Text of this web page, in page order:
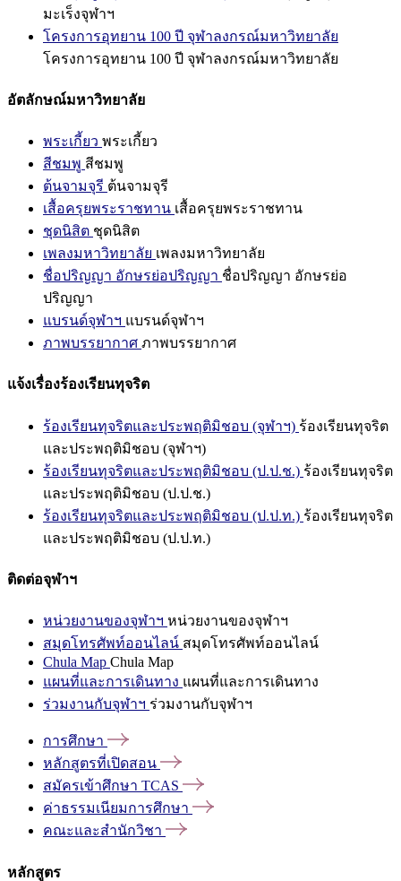
มะเร็งจุฬาฯ
โครงการอุทยาน 100 ปี จุฬาลงกรณ์มหาวิทยาลัย
โครงการอุทยาน 100 ปี จุฬาลงกรณ์มหาวิทยาลัย
อัตลักษณ์มหาวิทยาลัย
พระเกี้ยว พระเกี้ยว
สีชมพู สีชมพู
ต้นจามจุรี ต้นจามจุรี
เสื้อครุยพระราชทาน เสื้อครุยพระราชทาน
ชุดนิสิต ชุดนิสิต
เพลงมหาวิทยาลัย เพลงมหาวิทยาลัย
ชื่อปริญญา อักษรย่อปริญญา ชื่อปริญญา อักษรย่อ
ปริญญา
แบรนด์จุฬาฯ แบรนด์จุฬาฯ
ภาพบรรยากาศ ภาพบรรยากาศ
แจ้งเรื่องร้องเรียนทุจริต
ร้องเรียนทุจริตและประพฤติมิชอบ (จุฬาฯ) ร้องเรียนทุจริต
และประพฤติมิชอบ (จุฬาฯ)
ร้องเรียนทุจริตและประพฤติมิชอบ (ป.ป.ช.) ร้องเรียนทุจริต
และประพฤติมิชอบ (ป.ป.ช.)
ร้องเรียนทุจริตและประพฤติมิชอบ (ป.ป.ท.) ร้องเรียนทุจริต
และประพฤติมิชอบ (ป.ป.ท.)
ติดต่อจุฬาฯ
หน่วยงานของจุฬาฯ หน่วยงานของจุฬาฯ
สมุดโทรศัพท์ออนไลน์ สมุดโทรศัพท์ออนไลน์
Chula Map Chula Map
แผนที่และการเดินทาง แผนที่และการเดินทาง
ร่วมงานกับจุฬาฯ ร่วมงานกับจุฬาฯ
การศึกษา
หลักสูตรที่เปิดสอน
สมัครเข้าศึกษา TCAS
ค่าธรรมเนียมการศึกษา
คณะและสำนักวิชา
หลักสูตร